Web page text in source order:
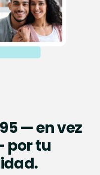
— en vez
por tu